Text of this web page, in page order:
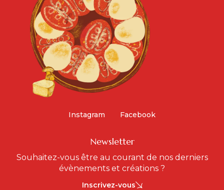
Instagram Facebook
Newsletter
Souhaitez-vous être au courant de nos derniers
évènements et créations ?
Inscrivez-vous